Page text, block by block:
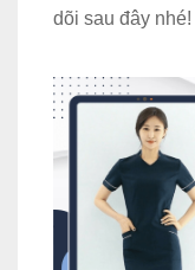
dõi sau đây nhé!